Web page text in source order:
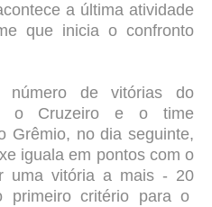
a última atividade
que inicia o confronto
de vitórias do
o Cruzeiro e o time
Grêmio, no dia seguinte,
iguala em pontos com o
uma vitória a mais - 20
critério para o